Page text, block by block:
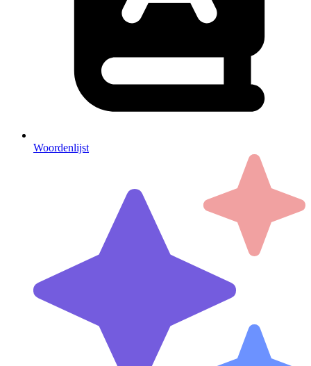
Woordenlijst